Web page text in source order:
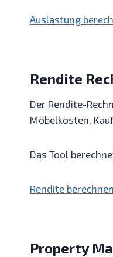
Auslastung
Rendite
Der Rendite-
Möbelkosten,
Das Tool
Rendite berechnen
Property